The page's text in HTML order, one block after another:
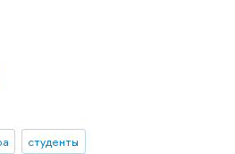
студенты